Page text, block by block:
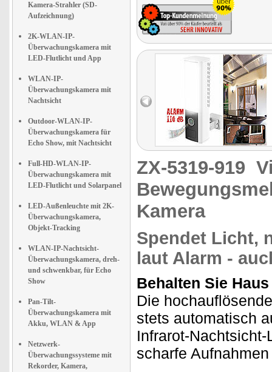
Kamera-Strahler (SD-
Aufzeichnung)
2K-WLAN-IP-
Überwachungskamera mit
LED-Flutlicht und App
WLAN-IP-
Überwachungskamera mit
Nachtsicht
Outdoor-WLAN-IP-
Überwachungskamera für
Echo Show, mit Nachtsicht
Full-HD-WLAN-IP-
Überwachungskamera mit
LED-Flutlicht und Solarpanel
LED-Außenleuchte mit 2K-
Überwachungskamera,
Objekt-Tracking
WLAN-IP-Nachtsicht-
Überwachungskamera, dreh-
und schwenkbar, für Echo
Show
Pan-Tilt-
Überwachungskamera mit
Akku, WLAN & App
Netzwerk-
Überwachungssysteme mit
Rekorder, Kamera,
ZX-5319-919
Kamera
Spendet Licht,
laut Alarm -
Behalten Sie
Die
stets automatisch
Infrarot-
scharfe